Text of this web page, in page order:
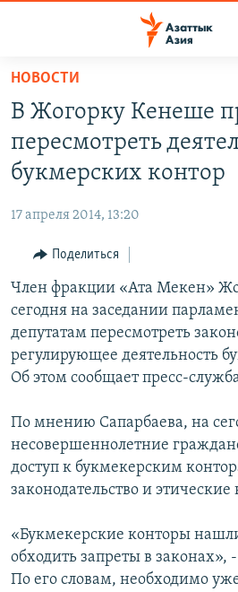
Вернуться
основному
содержанию
Вернутся
главной
навигации
Вернутся
поиску
КАЗАХСТАН
ТАДЖИКИСТАН
ВОЙНА В УКРАИНЕ
ҚАЗАҚША
КЫРГЫЗЧА
ЎЗБЕКЧА
ТОҶИКӢ
TÜRKMENÇE
НОВОСТИ
В Жогорку Кенеше
пересмотреть
букмерских контор
17 апреля 2014, 13:20
Поделиться
Член фракции «Ата Мекен»
сегодня на заседании
депутатам пересмотреть
регулирующее деятельность
Об этом сообщает пресс-
По мнению Сапарбаева, на
несовершеннолетние
доступ к букмекерским
законодательство и
«Букмекерские конторы
обходить запреты в законах»,
По его словам, необходимо